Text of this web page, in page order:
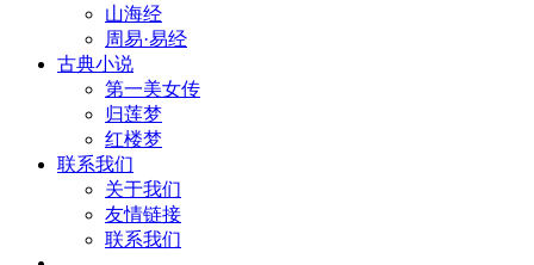
山海经
周易·易经
古典小说
第一美女传
归莲梦
红楼梦
联系我们
关于我们
友情链接
联系我们